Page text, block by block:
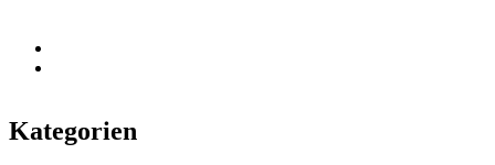
Kategorien